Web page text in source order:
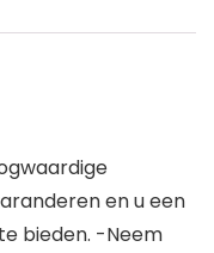
en u een
bieden. -Neem